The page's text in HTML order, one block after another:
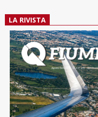
LA RIVISTA